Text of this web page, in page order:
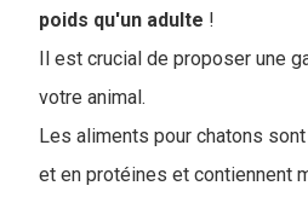
poids qu'un adulte !
Il est crucial de proposer une
votre animal.
Les aliments pour chatons
et en protéines et contiennent